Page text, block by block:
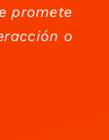
promete
o